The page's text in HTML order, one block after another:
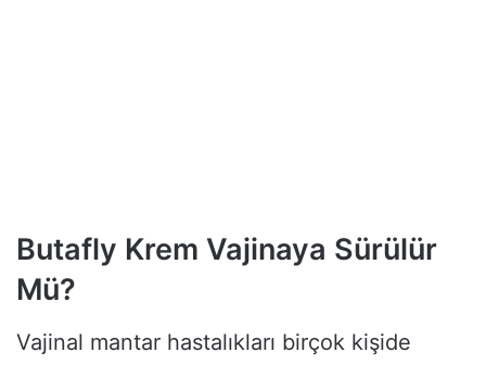
Butafly Krem Vajinaya Sürülür
Mü?
Vajinal mantar hastalıkları birçok kişide